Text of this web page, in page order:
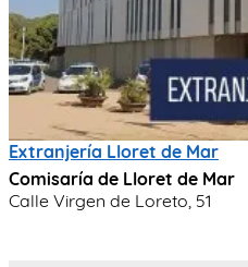
Extranjería Lloret de Mar
Comisaría de Lloret de Mar
Calle Virgen de Loreto, 51